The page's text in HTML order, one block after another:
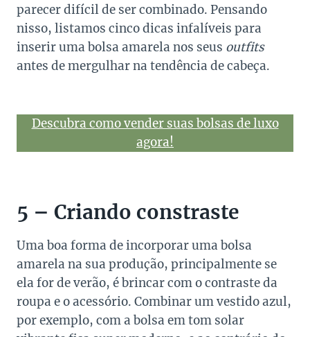
parecer difícil de ser combinado. Pensando
nisso, listamos cinco dicas infalíveis para
inserir uma bolsa amarela nos seus outfits
antes de mergulhar na tendência de cabeça.
Descubra como vender suas bolsas de luxo
agora!
5 – Criando constraste
Uma boa forma de incorporar uma bolsa
amarela na sua produção, principalmente se
ela for de verão, é brincar com o contraste da
roupa e o acessório. Combinar um vestido azul,
por exemplo, com a bolsa em tom solar